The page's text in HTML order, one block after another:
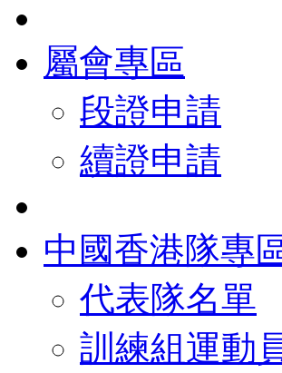
屬會專區
段證申請
續證申請
中國香港隊專
代表隊名單
訓練組運動